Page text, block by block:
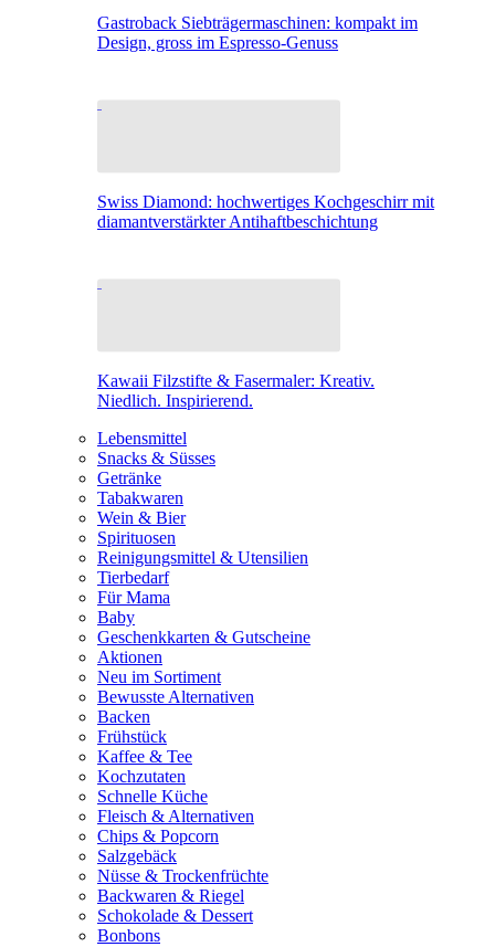
Gastroback Siebträgermaschinen: kompakt im
Design, gross im Espresso-Genuss
Swiss Diamond: hochwertiges Kochgeschirr mit
diamantverstärkter Antihaftbeschichtung
Kawaii Filzstifte & Fasermaler: Kreativ.
Niedlich. Inspirierend.
Lebensmittel
Snacks & Süsses
Getränke
Tabakwaren
Wein & Bier
Spirituosen
Reinigungsmittel & Utensilien
Tierbedarf
Für Mama
Baby
Geschenkkarten & Gutscheine
Aktionen
Neu im Sortiment
Bewusste Alternativen
Backen
Frühstück
Kaffee & Tee
Kochzutaten
Schnelle Küche
Fleisch & Alternativen
Chips & Popcorn
Salzgebäck
Nüsse & Trockenfrüchte
Backwaren & Riegel
Schokolade & Dessert
Bonbons